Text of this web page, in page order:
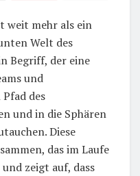
weit mehr als ein
Welt des
Begriff, der eine
und
des
und in die Sphären
Diese
das im Laufe
zeigt auf, dass